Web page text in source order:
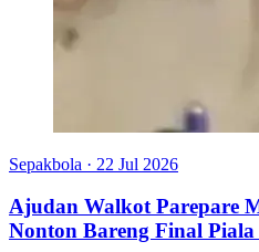
Sepakbola · 22 Jul 2026
Ajudan Walkot Parepare
Nonton Bareng Final